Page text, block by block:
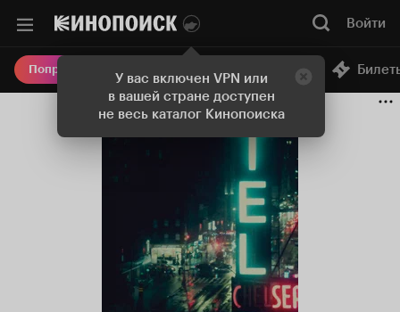
У вас включен VPN или
в вашей стране доступен
не весь каталог Кинопоиска
Войти
Попробовать Плюс Онлайн-кинотеатр